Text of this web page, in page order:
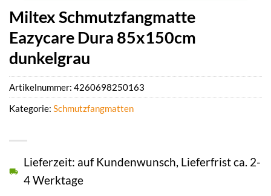
Miltex Schmutzfangmatte
Eazycare Dura 85x150cm
dunkelgrau
Lieferzeit: auf Kundenwunsch, Lieferfrist ca. 2-
4 Werktage
Artikelnummer: 4260698250163
Kategorie: Schmutzfangmatten